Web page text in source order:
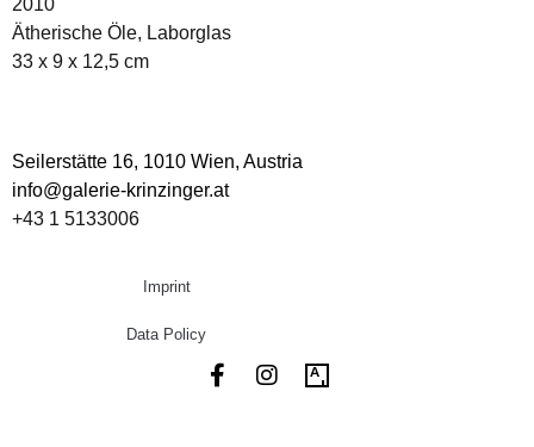
2010
Ätherische Öle, Laborglas
33 x 9 x 12,5 cm
Seilerstätte 16, 1010 Wien, Austria
info@galerie-krinzinger.at
+43 1 5133006
Imprint
Data Policy